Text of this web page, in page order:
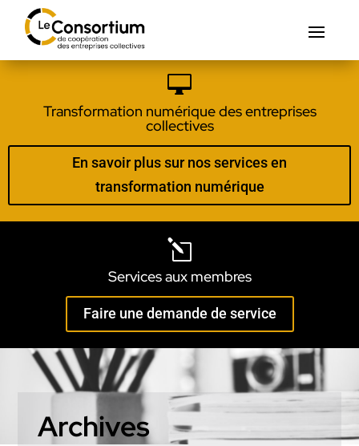

Transformation numérique des entreprises
collectives
En savoir plus sur nos services en
transformation numérique
l
Services aux membres
Faire une demande de service
Archives